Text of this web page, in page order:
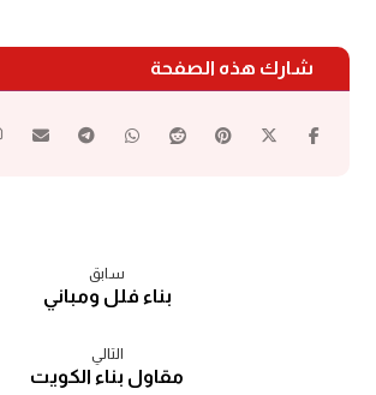
سابق
بناء فلل ومباني
التالي
مقاول بناء الكويت